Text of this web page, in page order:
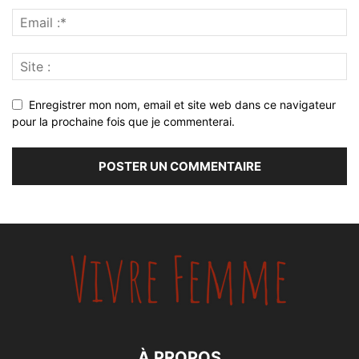
Enregistrer mon nom, email et site web dans ce navigateur
pour la prochaine fois que je commenterai.